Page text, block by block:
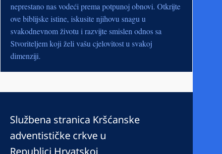
neprestano nas vodeći prema potpunoj obnovi. Otkrijte
ove biblijske istine, iskusite njihovu snagu u
svakodnevnom životu i razvijte smislen odnos sa
Stvoriteljem koji želi vašu cjelovitost u svakoj
dimenziji.
Službena stranica Kršćanske
adventističke crkve u
Republici Hrvatskoj